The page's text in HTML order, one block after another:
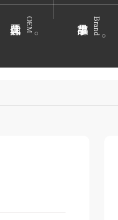
OEM Brand